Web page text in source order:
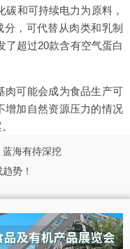
碳和可持续电力为原料，
，可代替从肉类和乳制
了超过20款含有空气蛋白
肉可能会成为食品生产可
增加自然资源压力的情况
海有待深挖
势！